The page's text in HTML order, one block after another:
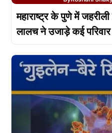
महाराष्ट्र के पुणे में
लालच ने उजाड़े कई परिवार